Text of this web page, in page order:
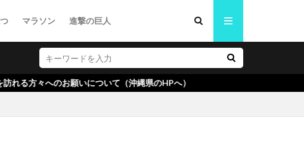
マラソン 進撃の巨人
お願いについて（沖縄県のHPへ）